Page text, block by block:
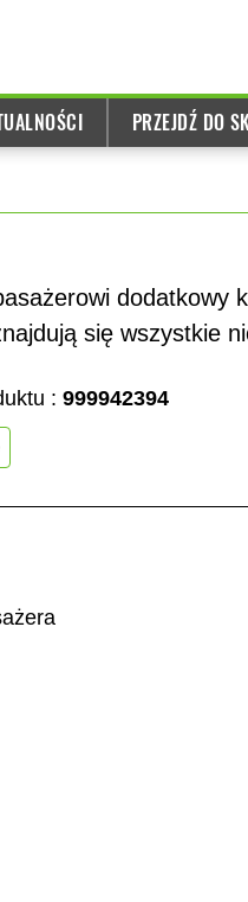
PRZEJDŹ DO
dodatkowy
się wszystkie
: 999942394